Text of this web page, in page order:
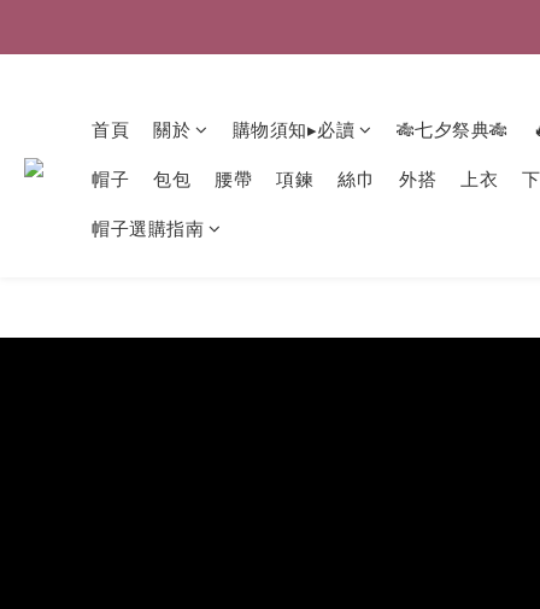
首頁 關於 購物須知▸必讀 🎋七夕祭典🎋
帽子 包包 腰帶 項鍊 絲巾 外搭 上衣
帽子選購指南